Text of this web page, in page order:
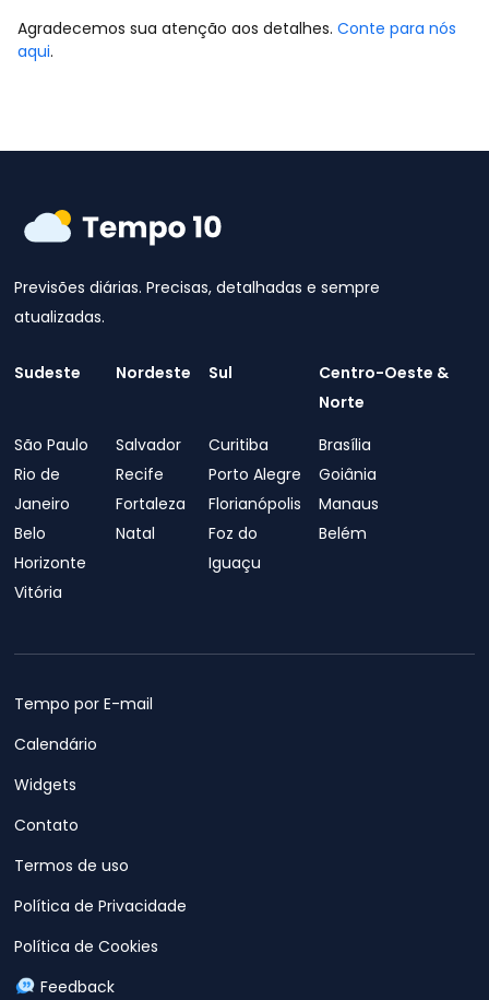
Agradecemos sua atenção aos detalhes. Conte para nós
aqui.
Previsões diárias. Precisas, detalhadas e sempre
atualizadas.
Sudeste
São Paulo
Rio de
Janeiro
Belo
Horizonte
Vitória
Nordeste
Salvador
Recife
Fortaleza
Natal
Sul
Curitiba
Porto Alegre
Florianópolis
Foz do
Iguaçu
Centro-Oeste &
Norte
Brasília
Goiânia
Manaus
Belém
Tempo por E-mail
Calendário
Widgets
Contato
Termos de uso
Política de Privacidade
Política de Cookies
Feedback